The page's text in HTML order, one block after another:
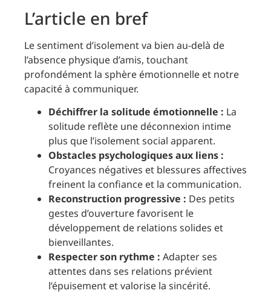
L’article en bref
Le sentiment d’isolement va bien au-delà de
l’absence physique d’amis, touchant
profondément la sphère émotionnelle et notre
capacité à communiquer.
Déchiffrer la solitude émotionnelle : La
solitude reflète une déconnexion intime
plus que l’isolement social apparent.
Obstacles psychologiques aux liens :
Croyances négatives et blessures affectives
freinent la confiance et la communication.
Reconstruction progressive : Des petits
gestes d’ouverture favorisent le
développement de relations solides et
bienveillantes.
Respecter son rythme : Adapter ses
attentes dans ses relations prévient
l’épuisement et valorise la sincérité.